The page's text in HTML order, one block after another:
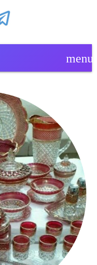
menu